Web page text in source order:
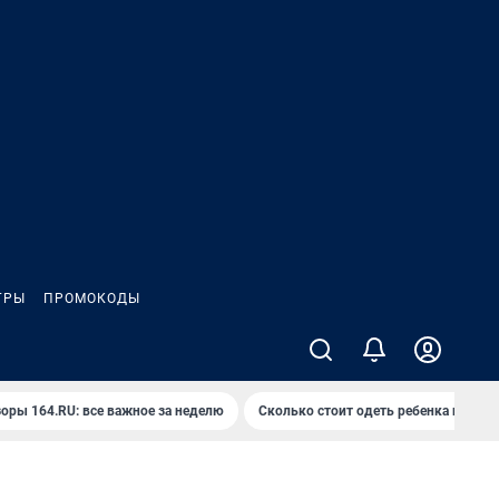
ПРОМОКОДЫ
164.RU: все важное за неделю Сколько стоит одеть ребенка на